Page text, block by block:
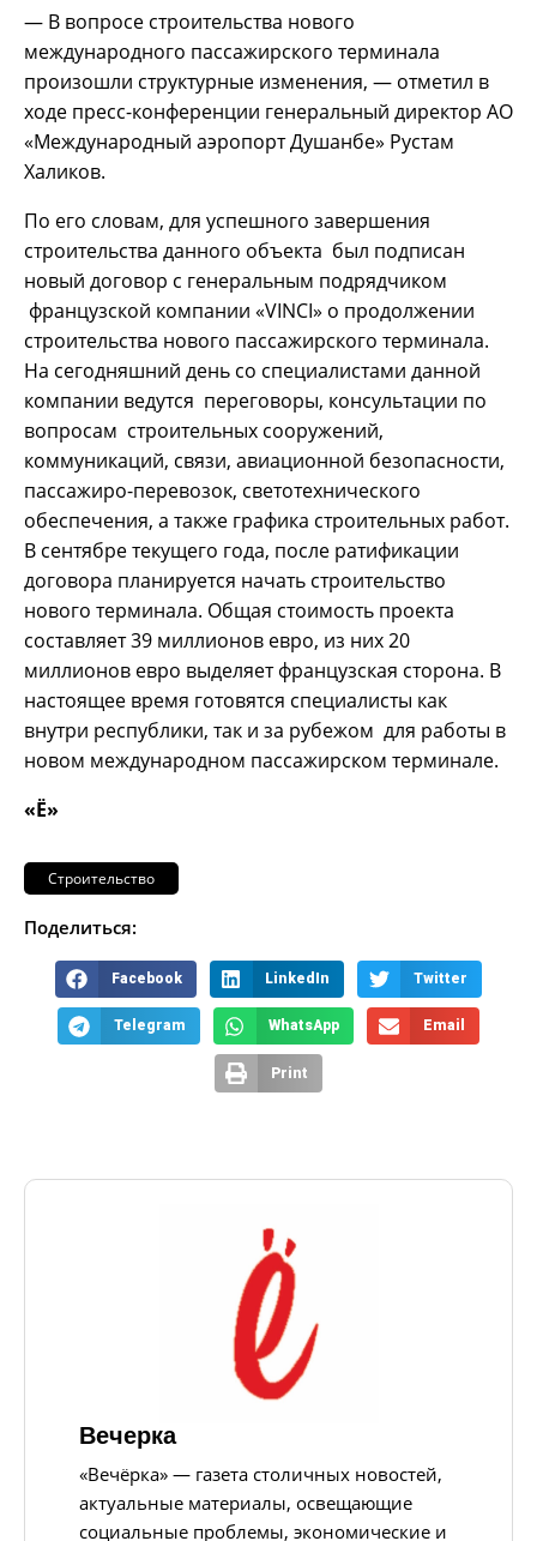
— В вопросе строительства нового
международного пассажирского терминала
произошли структурные изменения, — отметил в
ходе пресс-конференции генеральный директор АО
«Международный аэропорт Душанбе» Рустам
Халиков.
По его словам, для успешного завершения
строительства данного объекта был подписан
новый договор с генеральным подрядчиком
французской компании «VINCI» о продолжении
строительства нового пассажирского терминала.
На сегодняшний день со специалистами данной
компании ведутся переговоры, консультации по
вопросам строительных сооружений,
коммуникаций, связи, авиационной безопасности,
пассажиро-перевозок, светотехнического
обеспечения, а также графика строительных работ.
В сентябре текущего года, после ратификации
договора планируется начать строительство
нового терминала. Общая стоимость проекта
составляет 39 миллионов евро, из них 20
миллионов евро выделяет французская сторона. В
настоящее время готовятся специалисты как
внутри республики, так и за рубежом для работы в
новом международном пассажирском терминале.
«Ё»
Строительство
Поделиться:
Facebook LinkedIn Twitter
Telegram WhatsApp Email
Print
Вечерка
«Вечёрка» — газета столичных новостей,
актуальные материалы, освещающие
социальные проблемы, экономические и